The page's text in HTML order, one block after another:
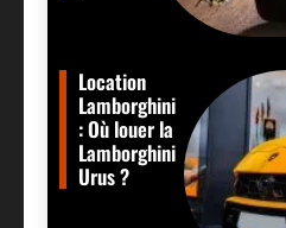
Location
Lamborghini
: Où louer la
Lamborghini
Urus ?